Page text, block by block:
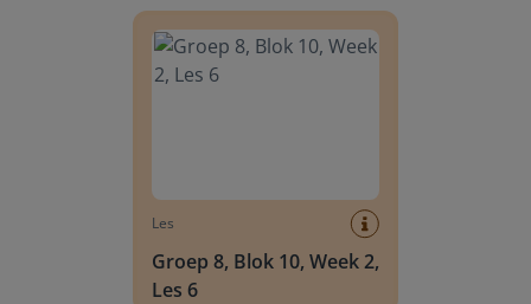
Les
Groep 8, Blok 10, Week 2,
Les 6